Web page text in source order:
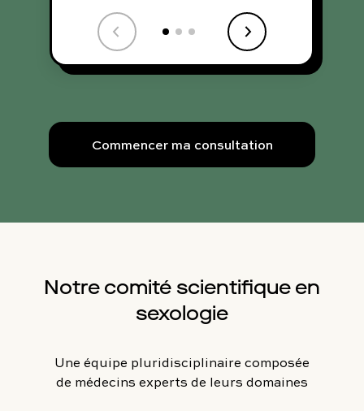
Commencer ma consultation
Notre comité scientifique en
sexologie
Une équipe pluridisciplinaire composée
de médecins experts de leurs domaines